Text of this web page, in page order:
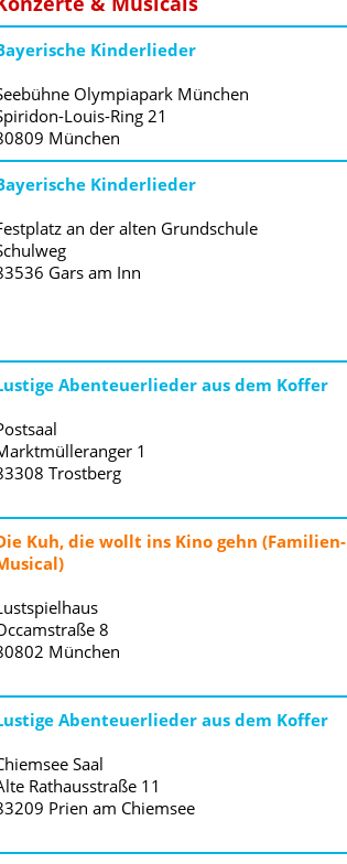
Kinderlieder
Olympiapark München
Louis-Ring 21
München
Kinderlieder
an der alten Grundschule
Gars am Inn
Abenteuerlieder aus dem Koffer
1
Trostberg
Kuh, die wollt ins Kino gehn (Familien-
8
München
Abenteuerlieder aus dem Koffer
Saal
Rathausstraße 11
Prien am Chiemsee